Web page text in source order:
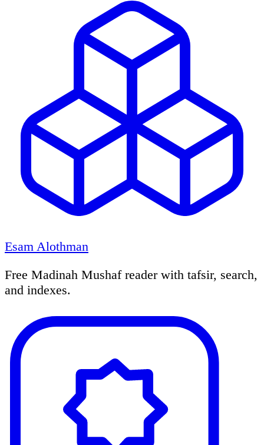
Esam Alothman
Free Madinah Mushaf reader with tafsir, search,
and indexes.